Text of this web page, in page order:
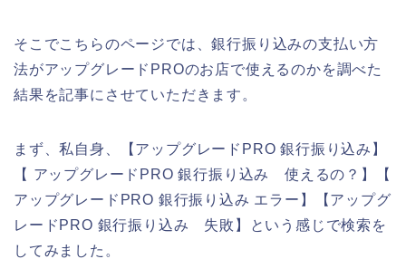
そこでこちらのページでは、銀行振り込みの支払い方
法がアップグレードPROのお店で使えるのかを調べた
結果を記事にさせていただきます。
まず、私自身、【アップグレードPRO 銀行振り込み】
【 アップグレードPRO 銀行振り込み 使えるの？】【
アップグレードPRO 銀行振り込み エラー】【アップグ
レードPRO 銀行振り込み 失敗】という感じで検索を
してみました。